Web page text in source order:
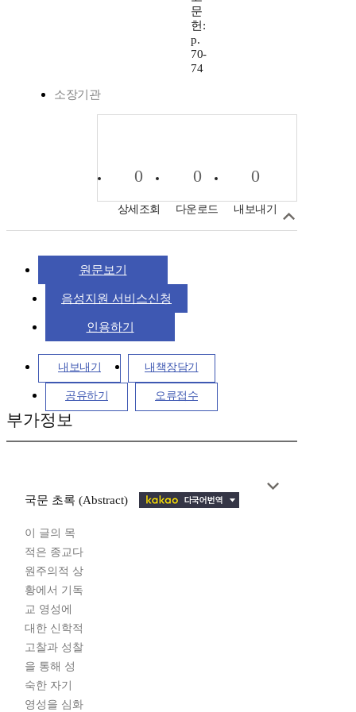
문
헌:
p.
70-
74
소장기관
0
상세조회
0
다운로드
0
내보내기
원문보기
음성지원 서비스신청
인용하기
내보내기 내책장담기
공유하기 오류접수
부가정보
국문 초록 (Abstract)
이 글의 목
적은 종교다
원주의적 상
황에서 기독
교 영성에
대한 신학적
고찰과 성찰
을 통해 성
숙한 자기
영성을 심화